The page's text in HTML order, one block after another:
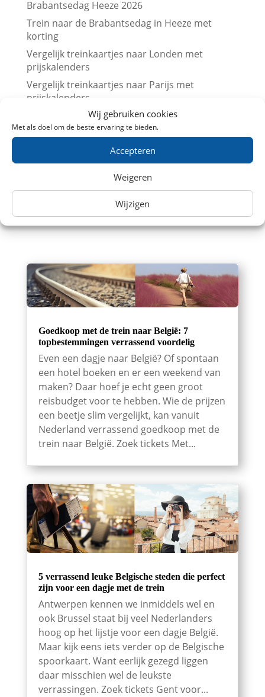
Wij gebruiken cookies
Met als doel om de beste ervaring te bieden.
Accepteren
Weigeren
Wijzigen
Brabantsedag Heeze 2026
Trein naar de Brabantsedag in Heeze met
korting
Vergelijk treinkaartjes naar Londen met
prijskalenders
Vergelijk treinkaartjes naar Parijs met
prijskalenders
Treinkaartjes bij NS International met korting
(augustus 2026)
Beurs en trein met korting (augustus 2026)
Leuk dagje uit met kinderen? Trein
aanbiedingen in Augustus 2026
Museum met korting (augustus 2026)
Goedkoop met de trein naar België: 7
topbestemmingen verrassend voordelig
Even een dagje naar België? Of spontaan
een hotel boeken en er een weekend van
maken? Daar hoef je echt geen groot
reisbudget voor te hebben. Wie de prijzen
een beetje slim vergelijkt, kan vanuit
Nederland verrassend goedkoop met de
trein naar België. Zoek tickets Met...
5 verrassend leuke Belgische steden die perfect
zijn voor een dagje met de trein
Antwerpen kennen we inmiddels wel en
ook Brussel staat bij veel Nederlanders
hoog op het lijstje voor een dagje België.
Maar kijk eens iets verder op de Belgische
spoorkaart. Want eerlijk gezegd liggen
daar misschien wel de leukste
verrassingen. Zoek tickets Gent voor...